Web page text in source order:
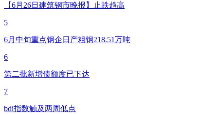
【6月26日建筑钢市晚报】止跌趋高
5
6月中旬重点钢企日产粗钢218.51万吨
6
第二批新增债额度已下达
7
bdi指数触及两周低点